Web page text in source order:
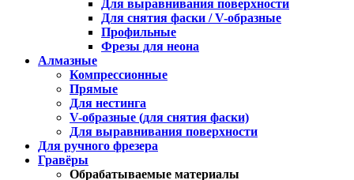
Для выравнивания поверхности
Для снятия фаски / V-образные
Профильные
Фрезы для неона
Алмазные
Компрессионные
Прямые
Для нестинга
V-образные (для снятия фаски)
Для выравнивания поверхности
Для ручного фрезера
Гравёры
Обрабатываемые материалы